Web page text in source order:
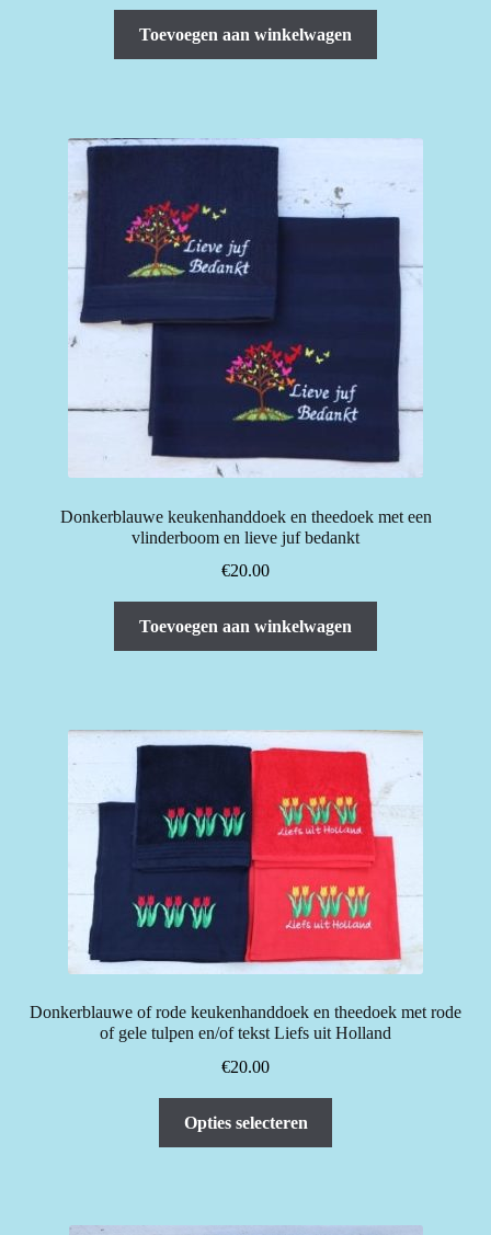
Toevoegen aan winkelwagen
Donkerblauwe keukenhanddoek en theedoek met een
vlinderboom en lieve juf bedankt
€20.00
Toevoegen aan winkelwagen
Donkerblauwe of rode keukenhanddoek en theedoek met rode
of gele tulpen en/of tekst Liefs uit Holland
€20.00
Opties selecteren